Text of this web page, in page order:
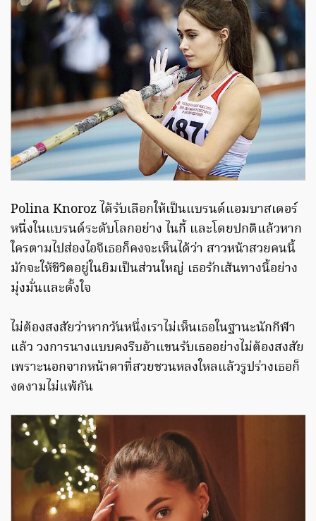
Polina Knoroz ได้รับเลือกให้เป็นแบรนด์แอมบาสเดอร์
หนึ่งในแบรนด์ระดับโลกอย่าง ไนกี้ และโดยปกติแล้วหาก
ใครตามไปส่องไอจีเธอก็คงจะเห็นได้ว่า สาวหน้าสวยคนนี้
มักจะให้ชีวิตอยู่ในยิมเป็นส่วนใหญ่ เธอรักเส้นทางนี้อย่าง
มุ่งมั่นและตั้งใจ
ไม่ต้องสงสัยว่าหากวันหนึ่งเราไม่เห็นเธอในฐานะนักกีฬา
แล้ว วงการนางแบบคงรีบอ้าแขนรับเธออย่างไม่ต้องสงสัย
เพราะนอกจากหน้าตาที่สวยชวนหลงใหลแล้วรูปร่างเธอก็
งดงามไม่แพ้กัน